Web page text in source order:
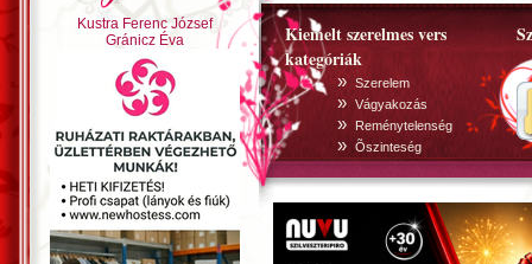
Kiemelt szerelmes vers
kategóriák
» Szerelem
» Vágyakozás
» Reménytelenség
» Õszinteség
Kustra Ferenc József
Gránicz Éva